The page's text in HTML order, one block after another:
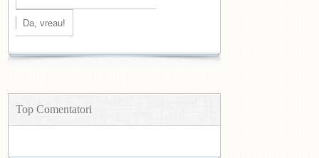
Top Comentatori